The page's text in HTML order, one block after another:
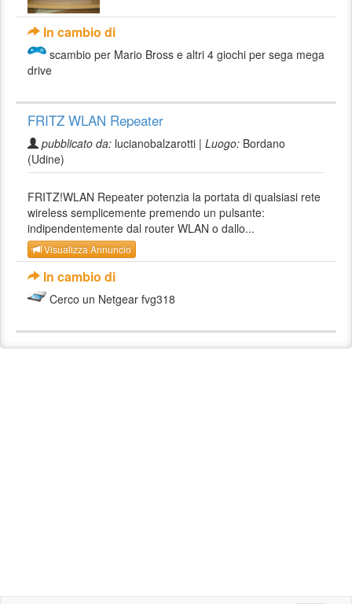
In cambio di
scambio per Mario Bross e altri 4 giochi per sega mega
drive
FRITZ WLAN Repeater
pubblicato da: lucianobalzarotti | Luogo: Bordano
(Udine)
FRITZ!WLAN Repeater potenzia la portata di qualsiasi rete
wireless semplicemente premendo un pulsante:
indipendentemente dal router WLAN o dallo...
Visualizza Annuncio
In cambio di
Cerco un Netgear fvg318